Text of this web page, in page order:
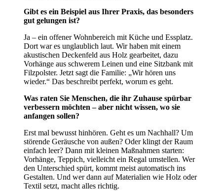
Gibt es ein Beispiel aus Ihrer Praxis, das besonders
gut gelungen ist?
Ja – ein offener Wohnbereich mit Küche und Essplatz.
Dort war es unglaublich laut. Wir haben mit einem
akustischen Deckenfeld aus Holz gearbeitet, dazu
Vorhänge aus schwerem Leinen und eine Sitzbank mit
Filzpolster. Jetzt sagt die Familie: „Wir hören uns
wieder.“ Das beschreibt perfekt, worum es geht.
Was raten Sie Menschen, die ihr Zuhause spürbar
verbessern möchten – aber nicht wissen, wo sie
anfangen sollen?
Erst mal bewusst hinhören. Geht es um Nachhall? Um
störende Geräusche von außen? Oder klingt der Raum
einfach leer? Dann mit kleinen Maßnahmen starten:
Vorhänge, Teppich, vielleicht ein Regal umstellen. Wer
den Unterschied spürt, kommt meist automatisch ins
Gestalten. Und wer dann auf Materialien wie Holz oder
Textil setzt, macht alles richtig.